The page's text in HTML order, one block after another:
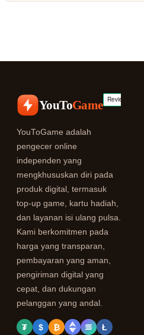
YouToGame
YouToGame adalah
pengecer online
independen yang
mengkhususkan diri pada
produk digital, termasuk
top-up game, kartu hadiah,
dan layanan isi ulang pulsa.
Kami berkomitmen pada
harga yang transparan,
pembayaran yang aman,
pengiriman digital yang
cepat, dan dukungan
pelanggan yang andal.
₮ $ ₿ Ł